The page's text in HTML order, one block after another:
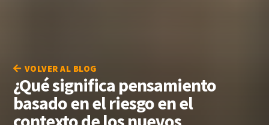
VOLVER AL BLOG
¿Qué significa pensamiento
basado en el riesgo en el